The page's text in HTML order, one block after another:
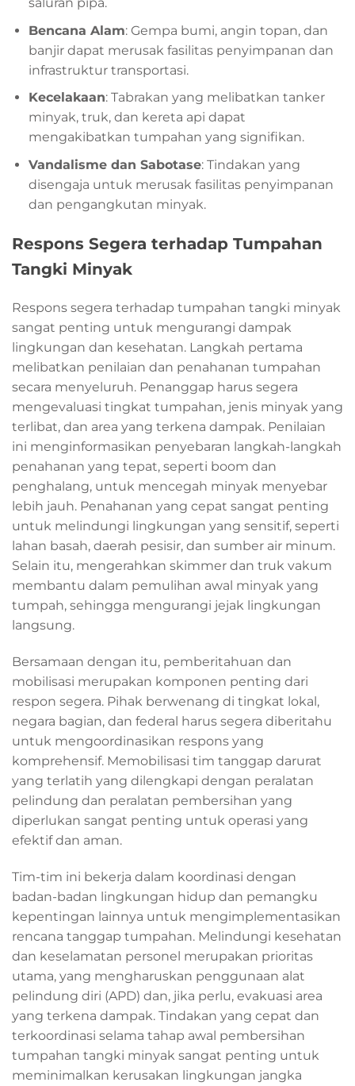
Bencana Alam: Gempa bumi, angin topan, dan
banjir dapat merusak fasilitas penyimpanan dan
infrastruktur transportasi.
Kecelakaan: Tabrakan yang melibatkan tanker
minyak, truk, dan kereta api dapat
mengakibatkan tumpahan yang signifikan.
Vandalisme dan Sabotase: Tindakan yang
disengaja untuk merusak fasilitas penyimpanan
dan pengangkutan minyak.
Respons Segera terhadap Tumpahan
Tangki Minyak
Respons segera terhadap tumpahan tangki minyak
sangat penting untuk mengurangi dampak
lingkungan dan kesehatan. Langkah pertama
melibatkan penilaian dan penahanan tumpahan
secara menyeluruh. Penanggap harus segera
mengevaluasi tingkat tumpahan, jenis minyak yang
terlibat, dan area yang terkena dampak. Penilaian
ini menginformasikan penyebaran langkah-langkah
penahanan yang tepat, seperti boom dan
penghalang, untuk mencegah minyak menyebar
lebih jauh. Penahanan yang cepat sangat penting
untuk melindungi lingkungan yang sensitif, seperti
lahan basah, daerah pesisir, dan sumber air minum.
Selain itu, mengerahkan skimmer dan truk vakum
membantu dalam pemulihan awal minyak yang
tumpah, sehingga mengurangi jejak lingkungan
langsung.
Bersamaan dengan itu, pemberitahuan dan
mobilisasi merupakan komponen penting dari
respon segera. Pihak berwenang di tingkat lokal,
negara bagian, dan federal harus segera diberitahu
untuk mengoordinasikan respons yang
komprehensif. Memobilisasi tim tanggap darurat
yang terlatih yang dilengkapi dengan peralatan
pelindung dan peralatan pembersihan yang
diperlukan sangat penting untuk operasi yang
efektif dan aman.
Tim-tim ini bekerja dalam koordinasi dengan
badan-badan lingkungan hidup dan pemangku
kepentingan lainnya untuk mengimplementasikan
rencana tanggap tumpahan. Melindungi kesehatan
dan keselamatan personel merupakan prioritas
utama, yang mengharuskan penggunaan alat
pelindung diri (APD) dan, jika perlu, evakuasi area
yang terkena dampak. Tindakan yang cepat dan
terkoordinasi selama tahap awal pembersihan
tumpahan tangki minyak sangat penting untuk
meminimalkan kerusakan lingkungan jangka